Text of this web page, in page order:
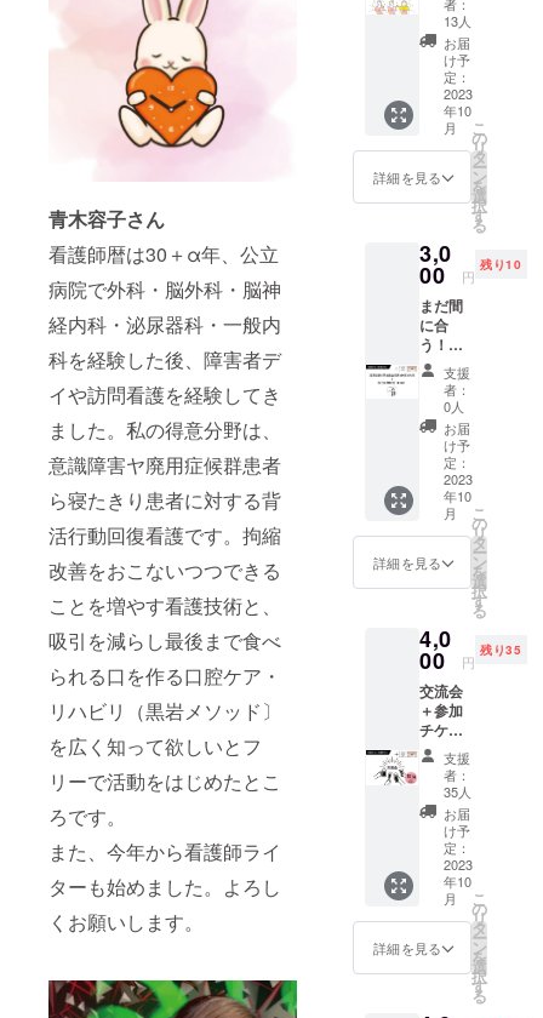
青木容子さん
看護師暦は30＋α年、公立
病院で外科・脳外科・脳神
経内科・泌尿器科・一般内
科を経験した後、障害者デ
イや訪問看護を経験してき
ました。私の得意分野は、
意識障害ヤ廃用症候群患者
ら寝たきり患者に対する背
活行動回復看護です。拘縮
改善をおこないつつできる
ことを増やす看護技術と、
吸引を減らし最後まで食べ
られる口を作る口腔ケア・
リハビリ（黒岩メソッド〕
を広く知って欲しいとフ
リーで活動をはじめたとこ
ろです。
また、今年から看護師ライ
ターも始めました。よろし
くお願いします。
橘皮、
シナモ
ン、 鶏
血藤、
サラシ
ア、橙
果実、
エキナ
桑の
薬、
麗人
参、霊
芝、金
銭草、
白花蛇
舌草、
リコ
リ、ハ
トム
ギ、ド
クダ
ミ、夕
ヒボ、
サフラ
ワー、
ン末/香
料 内容
味期
限：
2024年
5月 保
存方
法：直
射日
光、高
温多湿
を避け
て保存
してく
ださい
販売
者：
TEA
TOKYO
渋谷区
リコ
リ、ハ
トム
ギ、ド
クダ
ミ、夕
ヒボ、
サフラ
ワー、
量：
2.5g 賞
限：
2024年
5月 保
存方
法：直
射日
光、高
温多湿
を避け
て保存
してく
ださい
者：
SPILA
東京都
渋谷区
神宮前
6-23-4
加工
者：彩
香茶国
有限会
社 静岡
県静岡
市葵区
若松町
94 お問
い合わ
せ：
7123-
2028
ます。
※応援し
たいス
タッフ
がおり
ました
ら、備
考欄に
スタッ
ると助
かりま
す。
返しと
して本
気であ
なたの
幸せを
願いま
す。
+活動報
告を
メール
でお送
す。※
キャン
プファ
イアの
メッ
セージ
機能を
使用し
ます
者：
13人
お届
け予
定：
2023
年10
月
詳細を見る
こ
の
リ
タ
ー
ン
を
選
択
す
る
3,0
00 円
残り10
まだ間
に合
う！！
逃す
な、夢
の舞
台！看
護学生
向け国
家試験
勉強会
講師：
看護学
生アド
バイ
ザーか
のセミ
ナーの
VIP席の
確保を
お約束&
個別学
習指導1
時間＋
参加チ
ケット
です。
※個別学
習指導
はLINE
電話に
て行い
ます。
支援
者：
0人
お届
け予
定：
2023
年10
月
詳細を見る
こ
の
リ
タ
ー
ン
を
選
択
す
る
4,0
00 円
残り35
交流会
＋参加
チケッ
トとな
りま
す。 交
流会10
月14日
18時か
らス
タート
しま
す。
（メイ
ン会
場）
支援
者：
35人
お届
け予
定：
2023
年10
月
詳細を見る
こ
の
リ
タ
ー
ン
を
選
択
す
る